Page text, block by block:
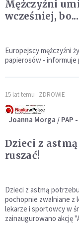
Mężczyźni
Europejscy mężczyźni
papierosów - informuje
15 lat temu ZDROWIE
Joanna Morga / PAP
Dzieci z
ruszać!
Dzieci z astmą
pochopnie zwalniane z
lekarze i sportowcy w
zainaugurowano akcję